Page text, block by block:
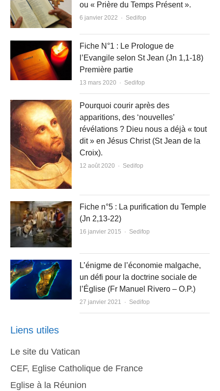
ou « Prière du Temps Présent ».
6 janvier 2022 Author
Sedifop
Fiche N°1 : Le Prologue de
l’Evangile selon St Jean (Jn 1,1-18)
Première partie
13 mars 2020 Author
Sedifop
Pourquoi courir après des
apparitions, des ‘nouvelles’
révélations ? Dieu nous a déjà « tout
dit » en Jésus Christ (St Jean de la
Croix).
12 août 2020 Author
Sedifop
Fiche n°5 : La purification du Temple
(Jn 2,13-22)
16 janvier 2015 Author
Sedifop
L’énigme de l’économie malgache,
un défi pour la doctrine sociale de
l’Église (Fr Manuel Rivero – O.P.)
27 janvier 2021 Author
Sedifop
Liens utiles
Le site du Vatican
CEF, Eglise Catholique de France
Eglise à la Réunion